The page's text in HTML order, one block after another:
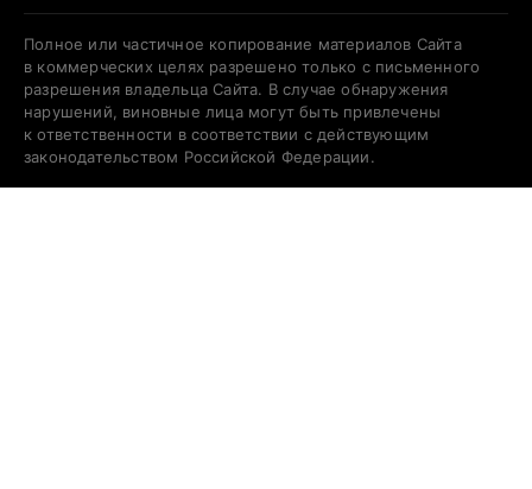
Полное или частичное копирование материалов Сайта
в коммерческих целях разрешено только с письменного
разрешения владельца Сайта. В случае обнаружения
нарушений, виновные лица могут быть привлечены
к ответственности в соответствии с действующим
законодательством Российской Федерации.